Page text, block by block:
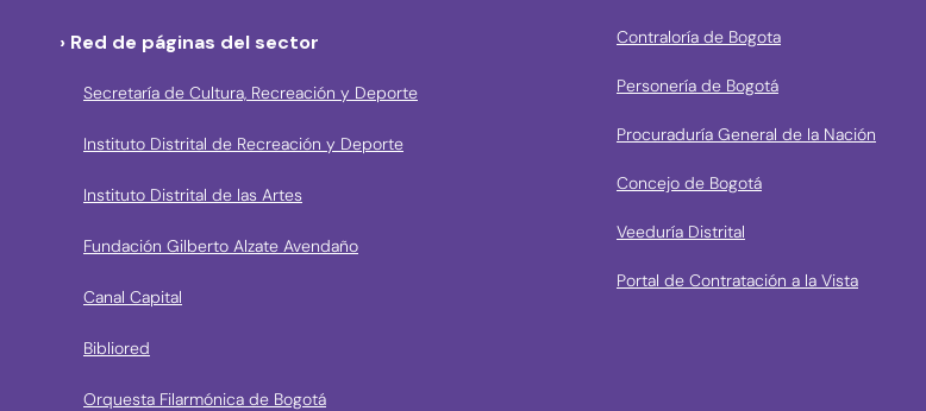
› Red de páginas del sector
Secretaría de Cultura, Recreación y Deporte
Instituto Distrital de Recreación y Deporte
Instituto Distrital de las Artes
Fundación Gilberto Alzate Avendaño
Canal Capital
Bibliored
Orquesta Filarmónica de Bogotá
Contraloría de Bogota
Personería de Bogotá
Procuraduría General de la Nación
Concejo de Bogotá
Veeduría Distrital
Portal de Contratación a la Vista